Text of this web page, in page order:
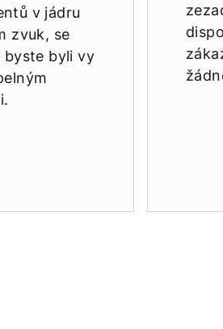
v jádru
zvuk, se
byste byli vy